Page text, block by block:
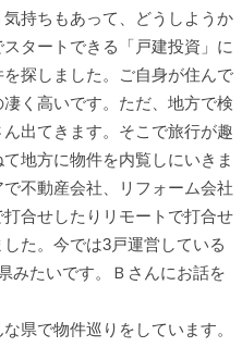
持ちもあって、どうしようか
タートできる「戸建投資」に
探しました。ご自身が住んで
く高いです。ただ、地方で検
出てきます。そこで旅行が趣
地方に物件を内覧しにいきま
不動産会社、リフォーム会社
合せしたりリモートで打合せ
た。今では3戸運営している
みたいです。Ｂさんにお話を
県で物件巡りをしています。